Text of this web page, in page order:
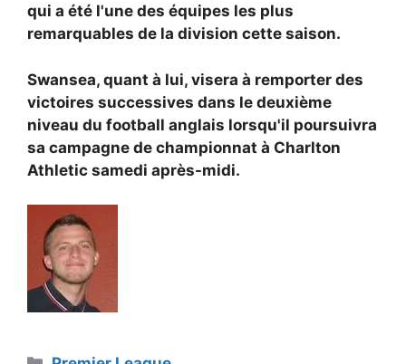
qui a été l'une des équipes les plus
remarquables de la division cette saison.
Swansea, quant à lui, visera à remporter des
victoires successives dans le deuxième
niveau du football anglais lorsqu'il poursuivra
sa campagne de championnat à Charlton
Athletic samedi après-midi.
Catégories